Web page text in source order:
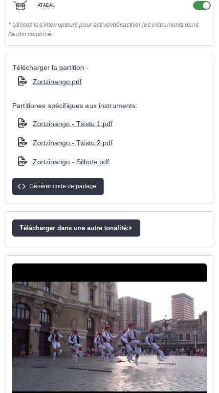
ATABAL
* Utilisez les interrupteurs pour activer/désactiver les instruments dans
l'audio combiné.
Télécharger la partition -
Zortzinango.pdf
Partitiones spécifiques aux instruments:
Zortzinango - Txistu 1.pdf
Zortzinango - Txistu 2.pdf
Zortzinango - Silbote.pdf
Générer code de partage
Télécharger dans une autre tonalité: